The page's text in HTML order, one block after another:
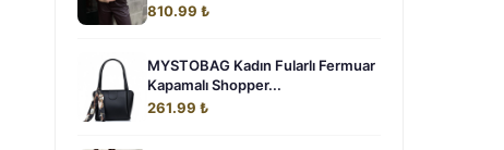
810.99 ₺
MYSTOBAG Kadın Fularlı Fermuar
Kapamalı Shopper...
261.99 ₺